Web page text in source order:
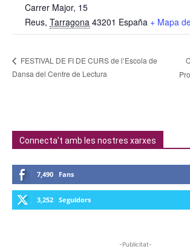
Carrer Major, 15
Reus, Tarragona 43201 España + Mapa
FESTIVAL DE FI DE CURS de l’Escola de
Dansa del Centre de Lectura
Connecta't amb les nostres xarxes
7,490 Fans
3,252 Seguidors
-Publicitat-